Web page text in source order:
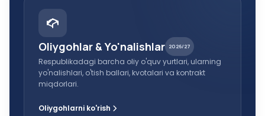
Oliygohlar & Yo'nalishlar 2026/27
Respublikadagi barcha oliy o'quv yurtlari, ularning
yo'nalishlari, o'tish ballari, kvotalari va kontrakt
miqdorlari.
Oliygohlarni ko'rish